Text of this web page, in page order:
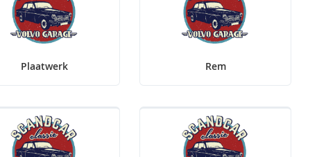
Plaatwerk Rem